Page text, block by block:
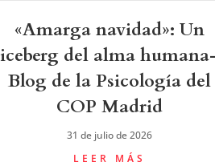
«Amarga navidad»: Un
iceberg del alma
Blog de la Psicología del
COP Madrid
31 de julio de 2026
LEER MÁS